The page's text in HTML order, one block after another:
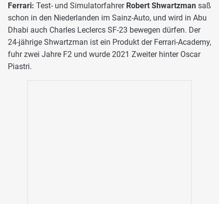
Ferrari: Test- und Simulatorfahrer Robert Shwartzman saß
schon in den Niederlanden im Sainz-Auto, und wird in Abu
Dhabi auch Charles Leclercs SF-23 bewegen dürfen. Der
24-jährige Shwartzman ist ein Produkt der Ferrari-Academy,
fuhr zwei Jahre F2 und wurde 2021 Zweiter hinter Oscar
Piastri.